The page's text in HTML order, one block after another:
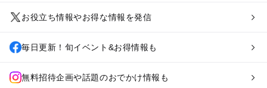
お役立ち情報やお得な情報を発信
毎日更新！旬イベント&お得情報も
無料招待企画や話題のおでかけ情報も